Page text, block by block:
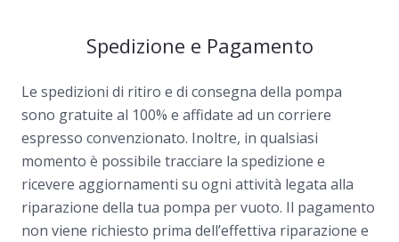
Spedizione e Pagamento
Le spedizioni di ritiro e di consegna della pompa
sono gratuite al 100% e affidate ad un corriere
espresso convenzionato. Inoltre, in qualsiasi
momento è possibile tracciare la spedizione e
ricevere aggiornamenti su ogni attività legata alla
riparazione della tua pompa per vuoto. Il pagamento
non viene richiesto prima dell’effettiva riparazione e